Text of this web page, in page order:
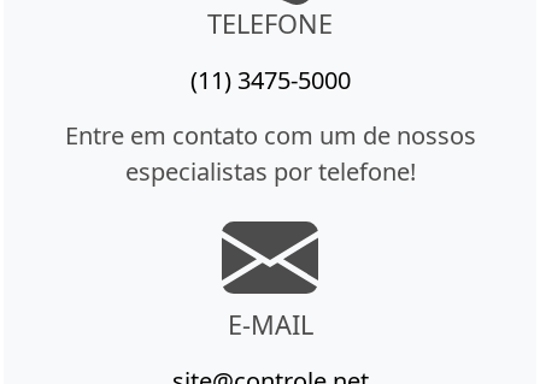
TELEFONE
(11) 3475-5000
Entre em contato com um de nossos
especialistas por telefone!
E-MAIL